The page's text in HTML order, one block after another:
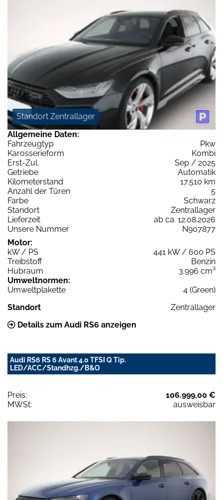
Standort Zentrallager
Allgemeine Daten:
Fahrzeugtyp
Pkw
Karosserieform
Kombi
Erst-Zul.
Sep / 2025
Getriebe
Automatik
Kilometerstand
17.510 km
Anzahl der Türen
5
Farbe
Schwarz
Standort
Zentrallager
Lieferzeit
ab ca. 12.08.2026
Unsere Nummer
N907877
Motor:
kW / PS
441 kW / 600 PS
Treibstoff
Benzin
Hubraum
3.996 cm³
Umweltnormen:
Umweltplakette
4 (Green)
Standort
Zentrallager
Details zum Audi RS6 anzeigen
Audi RS6 RS 6 Avant 4.0 TFSI Q Tip.
LED/ACC/Standhzg./B&O
Preis:
106.999,00 €
MWSt:
ausweisbar